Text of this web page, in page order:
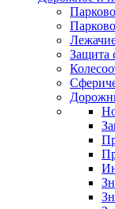
Защита